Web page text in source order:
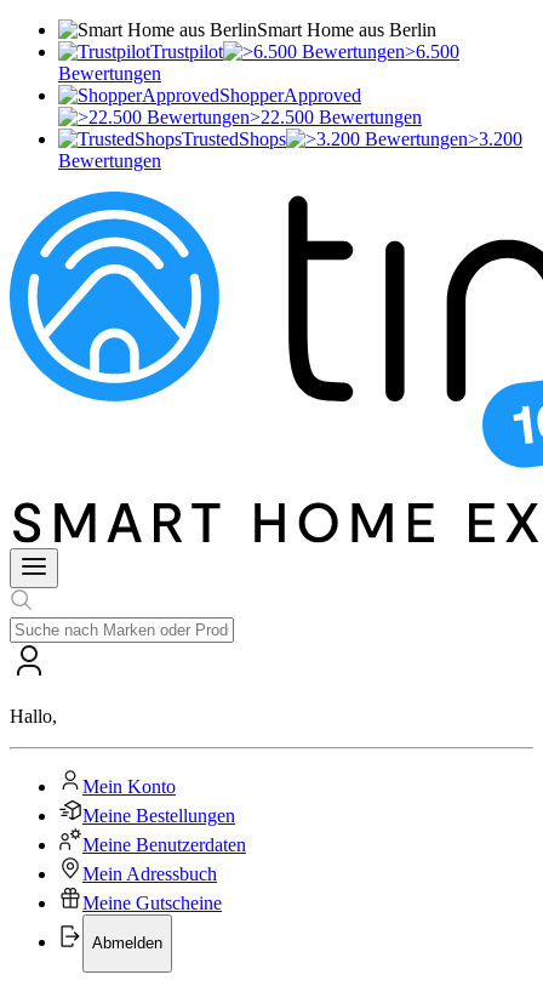
Smart Home aus Berlin
Trustpilot
>6.500
Bewertungen
ShopperApproved
>22.500 Bewertungen
TrustedShops
>3.200
Bewertungen
Hallo,
Mein Konto
Meine Bestellungen
Meine Benutzerdaten
Mein Adressbuch
Meine Gutscheine
Abmelden